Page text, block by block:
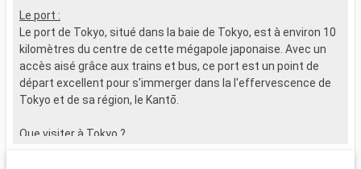
Le port :
Le port de Tokyo, situé dans la baie de Tokyo, est à environ 10
kilomètres du centre de cette mégapole japonaise. Avec un
accès aisé grâce aux trains et bus, ce port est un point de
départ excellent pour s'immerger dans la l'effervescence de
Tokyo et de sa région, le Kantō.
Que visiter à Tokyo ?